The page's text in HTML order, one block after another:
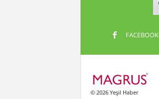
FACEBOOK
© 2026 Yeşil Haber